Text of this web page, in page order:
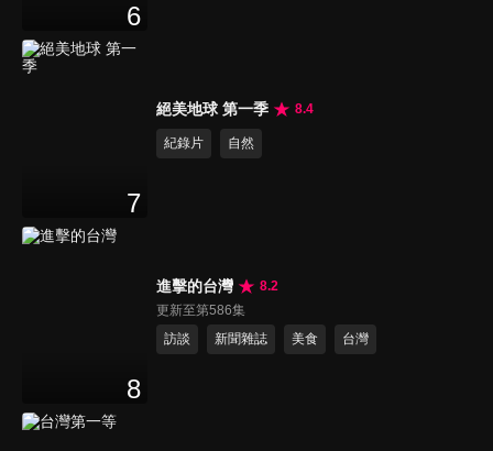
6
7
絕美地球 第一季 8.4
紀錄片 自然
8
進擊的台灣
8.2
更新至第586集
訪談
新聞雜誌 美食 台灣